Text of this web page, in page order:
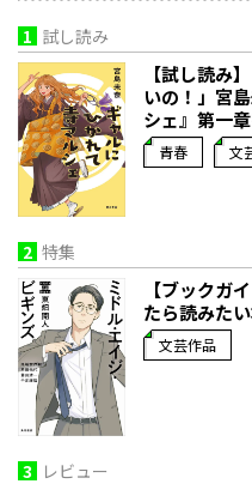
1 試し読み
【試し読み
いの！」宮
シェ』第一
青春 文
2 特集
【ブックガ
たら読みた
文芸作品
3 レビュー